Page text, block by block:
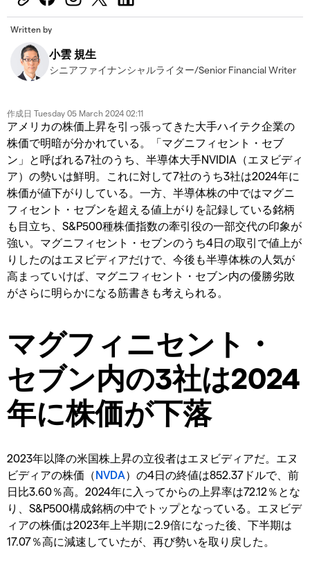
Written by
小雲 規生
シニアファイナンシャルライター/Senior Financial Writer
作成日 Tuesday 05 March 2024 02:11
アメリカの株価上昇を引っ張ってきた大手ハイテク企業の
株価で明暗が分かれている。「マグニフィセント・セブ
ン」と呼ばれる7社のうち、半導体大手NVIDIA（エヌビディ
ア）の勢いは鮮明。これに対して7社のうち3社は2024年に
株価が値下がりしている。一方、半導体株の中ではマグニ
フィセント・セブンを超える値上がりを記録している銘柄
も目立ち、S&P500種株価指数の牽引役の一部交代の印象が
強い。マグニフィセント・セブンのうち4日の取引で値上が
りしたのはエヌビディアだけで、今後も半導体株の人気が
高まっていけば、マグニフィセント・セブン内の優勝劣敗
がさらに明らかになる筋書きも考えられる。
マグフィニセント・
セブン内の3社は2024
年に株価が下落
2023年以降の米国株上昇の立役者はエヌビディアだ。エヌ
ビディアの株価（NVDA）の4日の終値は852.37ドルで、前
日比3.60％高。2024年に入ってからの上昇率は72.12％とな
り、S&P500構成銘柄の中でトップとなっている。エヌビデ
ィアの株価は2023年上半期に2.9倍になった後、下半期は
17.07％高に減速していたが、再び勢いを取り戻した。